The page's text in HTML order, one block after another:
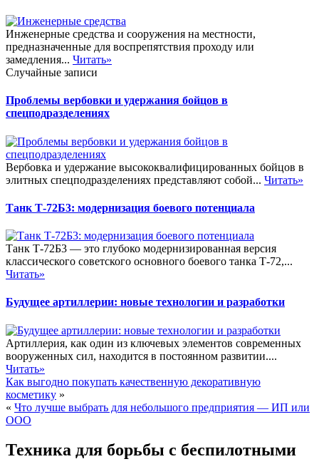
Инженерные средства и сооружения на местности,
предназначенные для воспрепятствия проходу или
замедления... Читать»
Случайные записи
Проблемы вербовки и удержания бойцов в
спецподразделениях
Вербовка и удержание высококвалифицированных бойцов в
элитных спецподразделениях представляют собой... Читать»
Танк Т-72Б3: модернизация боевого потенциала
Танк Т-72Б3 — это глубоко модернизированная версия
классического советского основного боевого танка Т-72,...
Читать»
Будущее артиллерии: новые технологии и разработки
Артиллерия, как один из ключевых элементов современных
вооруженных сил, находится в постоянном развитии....
Читать»
Как выгодно покупать качественную декоративную
косметику »
« Что лучше выбрать для небольшого предприятия — ИП или
ООО
Техника для борьбы с беспилотными